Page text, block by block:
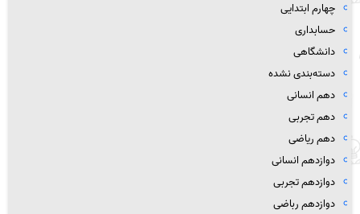
چهارم ابتدایی
حسابداری
دانشگاهی
دسته‌بندی نشده
دهم انسانی
دهم تجربی
دهم ریاضی
دوازدهم انسانی
دوازدهم تجربی
دوازدهم رباضی